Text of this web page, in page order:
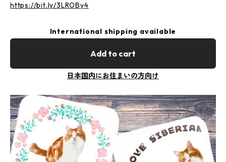
https://bit.ly/3LROBy4
International shipping available
Add to cart
日本国内にお住まいの方向け